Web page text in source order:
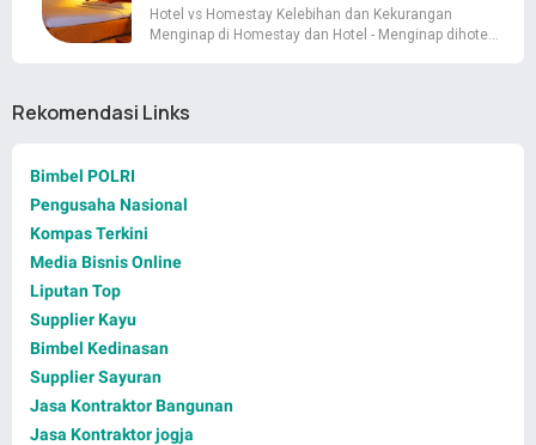
Hotel vs Homestay Kelebihan dan Kekurangan
Menginap di Homestay dan Hotel - Menginap dihote…
Rekomendasi Links
Bimbel POLRI
Pengusaha Nasional
Kompas Terkini
Media Bisnis Online
Liputan Top
Supplier Kayu
Bimbel Kedinasan
Supplier Sayuran
Jasa Kontraktor Bangunan
Jasa Kontraktor jogja